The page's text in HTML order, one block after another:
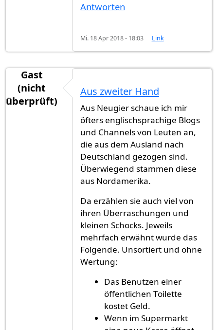
Antworten
Mi. 18 Apr 2018 - 18:03 Link
Gast
(nicht
überprüft)
Aus zweiter Hand
Aus Neugier schaue ich mir
öfters englischsprachige Blogs
und Channels von Leuten an,
die aus dem Ausland nach
Deutschland gezogen sind.
Überwiegend stammen diese
aus Nordamerika.
Da erzählen sie auch viel von
ihren Überraschungen und
kleinen Schocks. Jeweils
mehrfach erwähnt wurde das
Folgende. Unsortiert und ohne
Wertung:
Das Benutzen einer
öffentlichen Toilette
kostet Geld.
Wenn im Supermarkt